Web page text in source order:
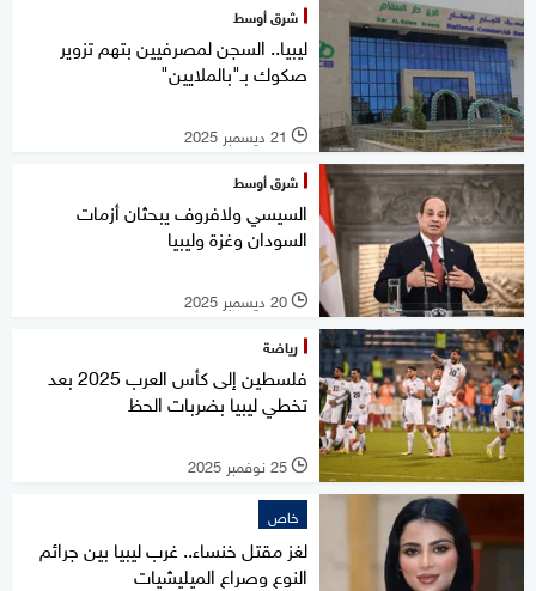
شرق أوسط
ليبيا.. السجن لمصرفيين بتهم تزوير
صكوك بـ"بالملايين"
l 21 ديسمبر 2025
شرق أوسط
السيسي ولافروف يبحثان أزمات
السودان وغزة وليبيا
l 20 ديسمبر 2025
رياضة
فلسطين إلى كأس العرب 2025 بعد
تخطي ليبيا بضربات الحظ
l 25 نوفمبر 2025
خاص
لغز مقتل خنساء.. غرب ليبيا بين جرائم
النوع وصراع الميليشيات